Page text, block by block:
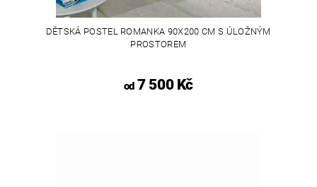
DĚTSKÁ POSTEL ROMANKA 90X200 CM S ÚLOŽNÝM
PROSTOREM
od7 500 Kč